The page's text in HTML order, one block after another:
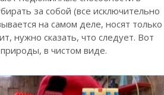
за собой (все исключительно
на самом деле, носят только
нужно сказать, что следует. Вот
в чистом виде.